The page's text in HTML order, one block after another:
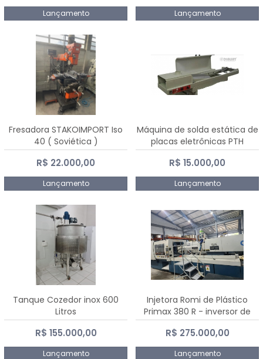
Lançamento Lançamento
Fresadora STAKOIMPORT Iso
40 ( Soviética )
R$ 22.000,00
Lançamento
Máquina de solda estática de
placas eletrônicas PTH
DIALSAT
R$ 15.000,00
Lançamento
Tanque Cozedor inox 600
Litros
R$ 155.000,00
Lançamento
Injetora Romi de Plástico
Primax 380 R - inversor de
frequência NR 12 - 2008
R$ 275.000,00
Lançamento